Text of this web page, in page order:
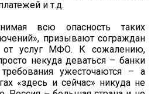
и т.д.
всю опасность таких
призывают сограждан
от услуг МФО. К сожалению,
некуда деваться – банки
ужесточаются – а
«здесь и сейчас» никуда не